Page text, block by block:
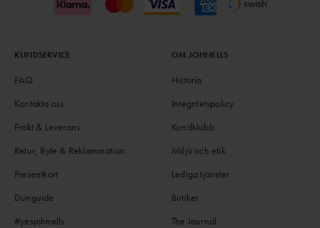
KUNDSERVICE
FAQ
Kontakta oss
Frakt & Leverans
Retur, Byte & Reklammation
Presentkort
Dunguide
#yesjohnells
OM JOHNELLS
Historia
Integritetspolicy
Kundklubb
Miljö och etik
Lediga tjänster
Butiker
The Journal